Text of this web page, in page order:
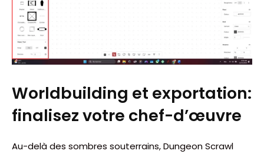
Worldbuilding et exportation:
finalisez votre chef-d’œuvre
Au-delà des sombres souterrains, Dungeon Scrawl